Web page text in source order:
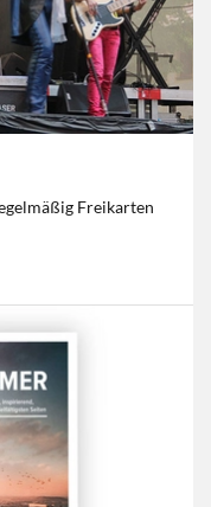
Freikarten